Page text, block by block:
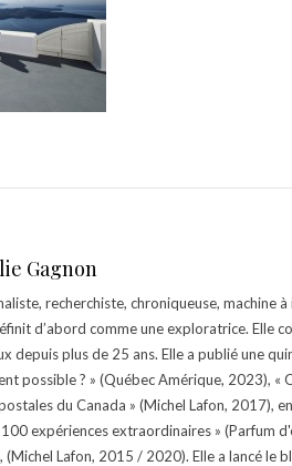
Gagnon
recherchiste, chroniqueuse, machine
d’abord comme une exploratrice. Elle
depuis plus de 25 ans. Elle a publié une
possible ? » (Québec Amérique, 2023), «
du Canada » (Michel Lafon, 2017),
expériences extraordinaires » (Parfum
Lafon, 2015 / 2020). Elle a lancé le